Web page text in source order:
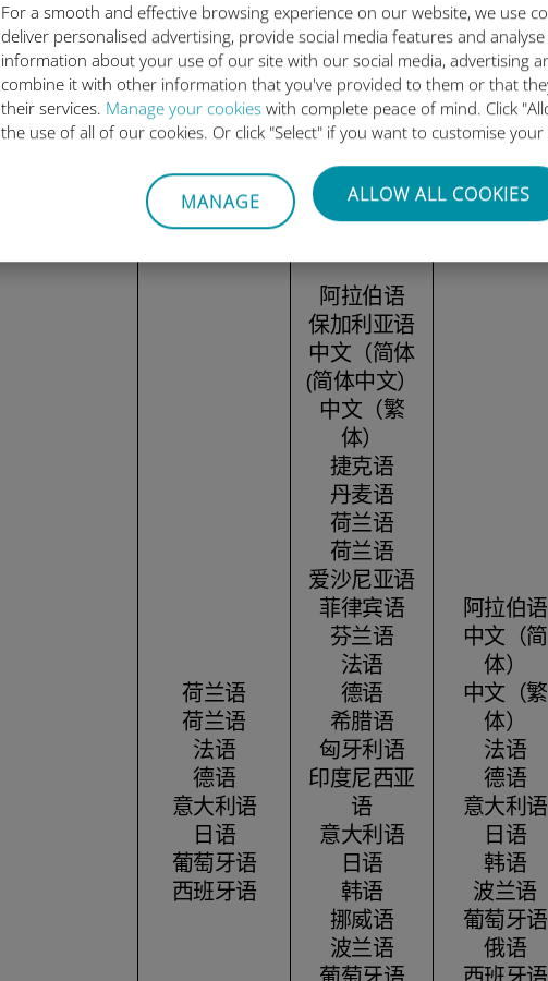
For a smooth and effective browsing experience on our website, we use
deliver personalised advertising, provide social media features and
information about your use of our site with our social media, advertising
combine it with other information that you've provided to them or that
their services. Manage your cookies with complete peace of mind. Click
the use of all of our cookies. Or click "Select" if you want to customise
MANAGE ALLOW ALL COOKIES
荷兰语
荷兰语
法语
德语
意大利语
日语
葡萄牙语
西班牙语
阿拉伯语
保加利亚语
中文（简体
(简体中文）
中文（繁
体）
捷克语
丹麦语
荷兰语
荷兰语
爱沙尼亚语
菲律宾语
芬兰语
法语
德语
希腊语
匈牙利语
印度尼西亚
语
意大利语
日语
韩语
挪威语
波兰语
阿拉伯语
中文（简
体）
中文（繁
体）
法语
德语
意大利语
日语
韩语
波兰语
葡萄牙语
俄语